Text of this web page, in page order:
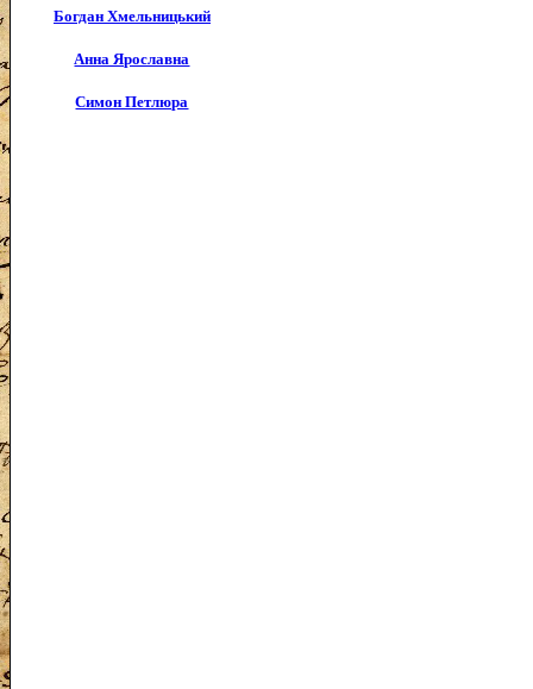
Богдан Хмельницький
Анна Ярославна
Симон Петлюра